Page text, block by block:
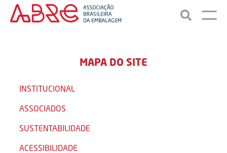
MAPA DO SITE
INSTITUCIONAL
ASSOCIADOS
SUSTENTABILIDADE
ACESSIBILIDADE